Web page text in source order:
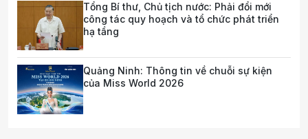
Tổng Bí thư, Chủ tịch nước: Phải đổi mới
công tác quy hoạch và tổ chức phát triển
hạ tầng
Quảng Ninh: Thông tin về chuỗi sự kiện
của Miss World 2026